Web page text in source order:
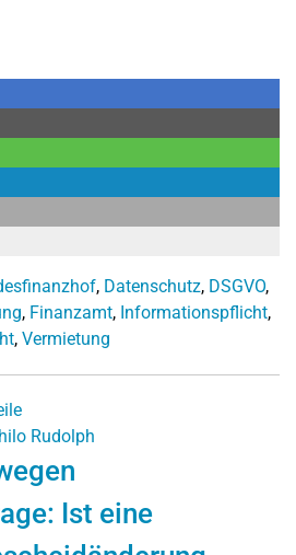
, Datenschutz, DSGVO,
, Finanzamt, Informationspflicht,
, Vermietung
Rudolph
Ist eine